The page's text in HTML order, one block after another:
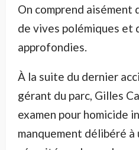
On comprend aisément
de vives polémiques et
approfondies.
À la suite du dernier
gérant du parc, Gilles
examen pour homicide
manquement délibéré